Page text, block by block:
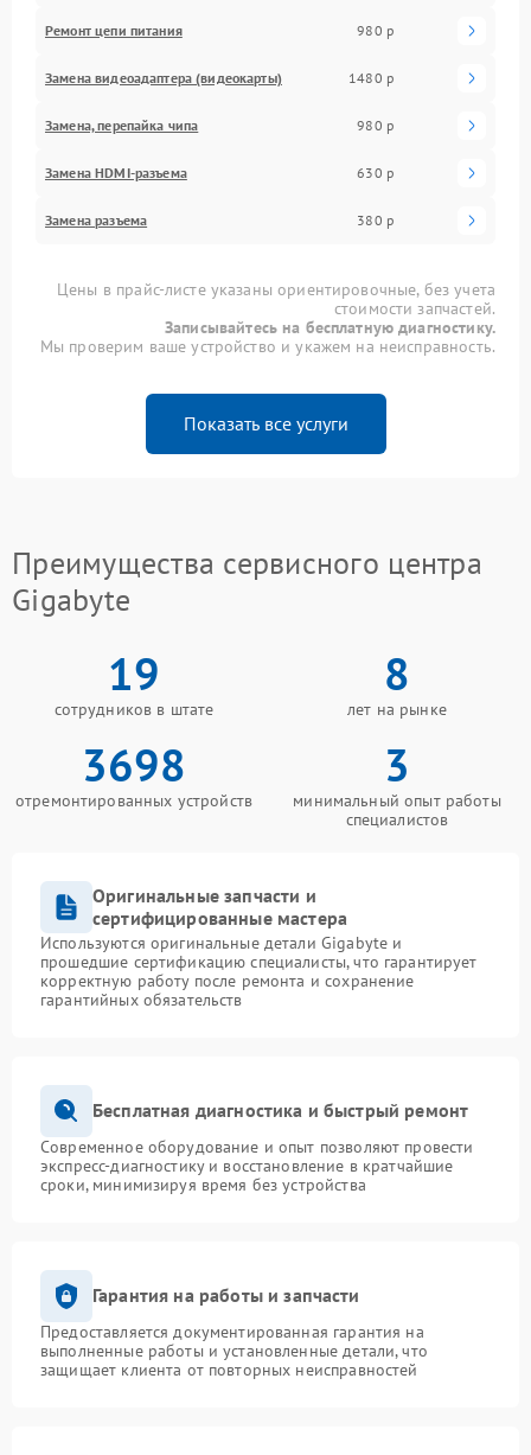
Ремонт цепи питания 980 р
Замена видеоадаптера (видеокарты) 1480 р
Замена, перепайка чипа 980 р
Замена HDMI-разъема 630 р
Замена разъема 380 р
Цены в прайс-листе указаны ориентировочные, без учета
стоимости запчастей.
Записывайтесь на бесплатную диагностику.
Мы проверим ваше устройство и укажем на неисправность.
Показать все услуги
Преимущества сервисного центра
Gigabyte
19
сотрудников в штате
8
лет на рынке
3698
отремонтированных устройств
3
минимальный опыт работы
специалистов
Оригинальные запчасти и
сертифицированные мастера
Используются оригинальные детали Gigabyte и
прошедшие сертификацию специалисты, что гарантирует
корректную работу после ремонта и сохранение
гарантийных обязательств
Бесплатная диагностика и быстрый ремонт
Современное оборудование и опыт позволяют провести
экспресс-диагностику и восстановление в кратчайшие
сроки, минимизируя время без устройства
Гарантия на работы и запчасти
Предоставляется документированная гарантия на
выполненные работы и установленные детали, что
защищает клиента от повторных неисправностей